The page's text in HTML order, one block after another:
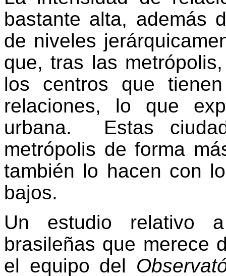
bastante alta, además
de niveles
que, tras las metrópolis,
los centros que
relaciones, lo que
urbana.
Estas
metrópolis de forma
también lo hacen con
bajos.
Un estudio relativo
brasileñas que merece
el equipo del